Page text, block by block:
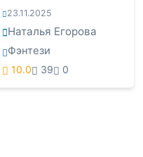
23.11.2025
Наталья Егорова
Фэнтези
10.0 39 0